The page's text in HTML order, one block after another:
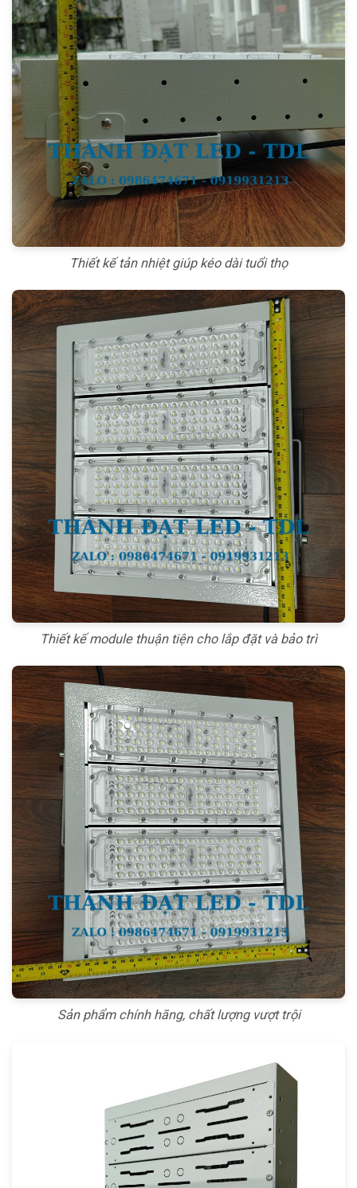
Thiết kế tản nhiệt giúp kéo dài tuổi thọ
Thiết kế module thuận tiện cho lắp đặt và bảo trì
Sản phẩm chính hãng, chất lượng vượt trội